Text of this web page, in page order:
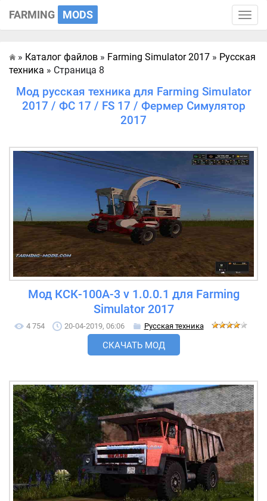
Toggle
FARMING MODS
Главная
» Каталог файлов » Farming Simulator 2017 » Русская
техника » Страница 8
Мод русская техника для Farming Simulator
2017 / ФС 17 / FS 17 / Фермер Симулятор
2017
Мод КСК-100А-3 v 1.0.0.1 для Farming
Simulator 2017
4 754 20-04-2019, 06:06 Русская техника
СКАЧАТЬ МОД